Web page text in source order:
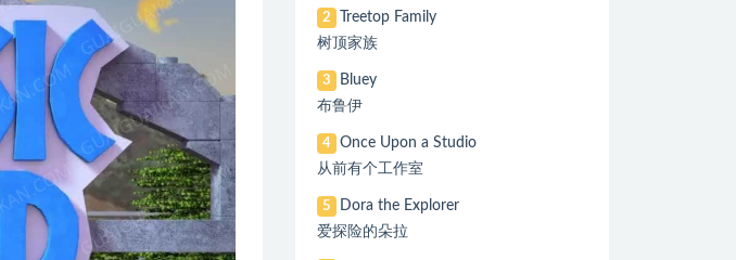
2
Treetop Family
树顶家族
3
Bluey
布鲁伊
4
Once Upon a Studio
从前有个工作室
5
Dora the Explorer
爱探险的朵拉